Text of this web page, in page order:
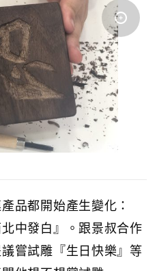
品都開始產生變化：
中發白』。跟景叔合作
嘗試雕『生日快樂』等